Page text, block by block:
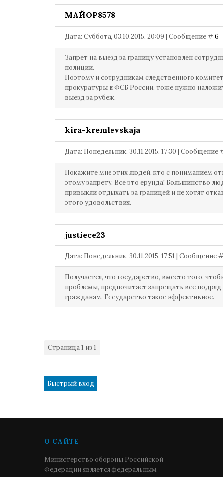
МАЙОР8578
Дата: Суббота, 03.10.2015, 20:09 | Сообщение #6
Запрет на выезд за границу установлен
полиции.
Поэтому и сотрудникам следственного
прокуратуры и ФСБ России, тоже нужно
выезд за рубеж.
kira-kremlevskaja
Дата: Понедельник, 30.11.2015, 17:30 | Сообщение
Покажите мне этих людей, кто с пониманием
этому запрету. Все это ерунда! Большинство
привыкли отдыхать за границей и не хотят
этого удовольствия.
justiece23
Дата: Понедельник, 30.11.2015, 17:51 | Сообщение
Получается, что государство, вместо того,
проблемы, предпочитает запрещать все
гражданам. Государство такое эффективное.
Страница1 из 1
О САЙТЕ
Министерство обороны Российской
Федерации является федеральным